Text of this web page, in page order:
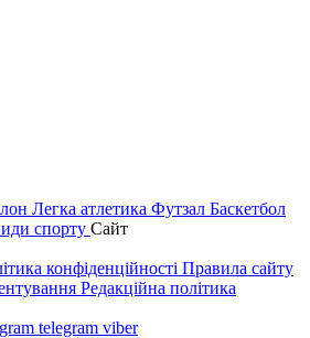
Легка атлетика Футзал Баскетбол
спорту Сайт
конфіденційності Правила сайту
Редакційна політика
telegram viber